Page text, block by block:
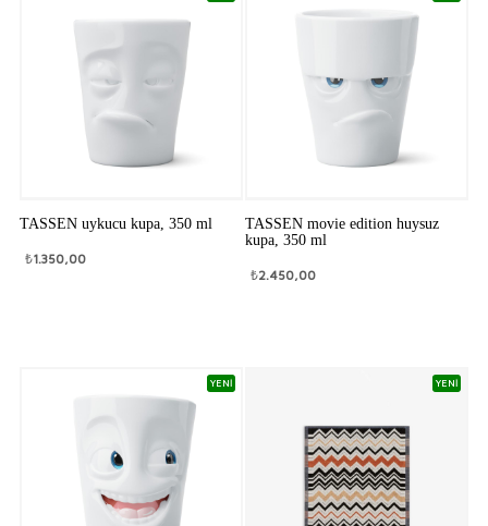
TASSEN uykucu kupa, 350 ml
₺1.350,00
TASSEN movie edition huysuz
kupa, 350 ml
₺2.450,00
YENİ YENİ